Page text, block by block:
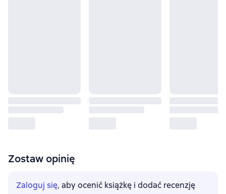
Zostaw opinię
Zaloguj się, aby ocenić książkę i dodać recenzję